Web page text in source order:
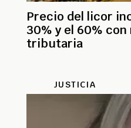
Precio del licor
30% y el 60%
tributaria
JUSTICIA